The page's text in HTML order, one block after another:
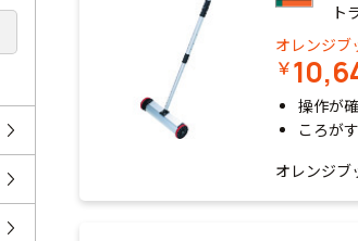
ト
オレンジブ
￥
操作が
ころが
オレンジ